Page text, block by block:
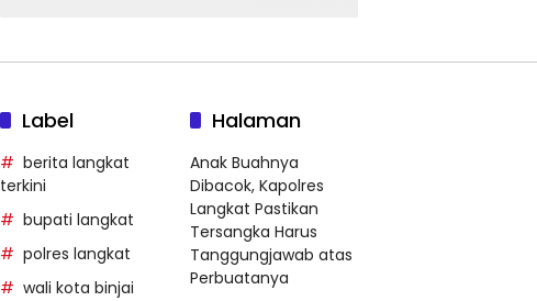
Label
berita langkat
terkini
bupati langkat
polres langkat
wali kota binjai
Halaman
Anak Buahnya
Dibacok, Kapolres
Langkat Pastikan
Tersangka Harus
Tanggungjawab atas
Perbuatanya